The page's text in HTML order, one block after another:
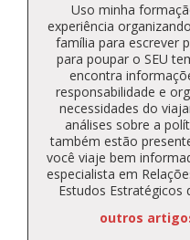
Uso minha
experiência
família para escrever
para poupar o SEU
encontra
responsabilidade e
necessidades do
análises sobre a
também estão
você viaje bem
especialista em
Estudos Estratégicos
outros